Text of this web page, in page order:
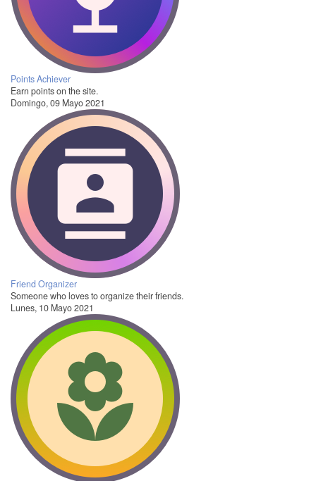
Points Achiever
Earn points on the site.
Domingo, 09 Mayo 2021
Friend Organizer
Someone who loves to organize their friends.
Lunes, 10 Mayo 2021